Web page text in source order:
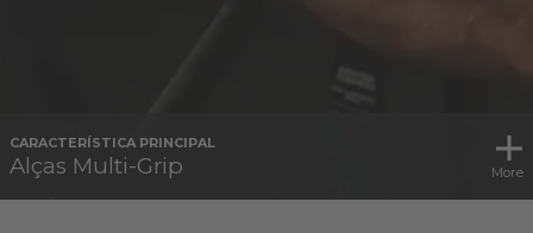
CARACTERÍSTICA PRINCIPAL
Alças Multi-Grip More